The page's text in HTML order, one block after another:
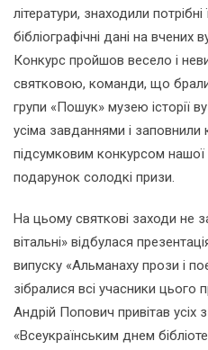
літератури, знаходили
бібліографічні дані на вчених
Конкурс пройшов весело і
святковою, команди, що
групи «Пошук» музею історії
усіма завданнями і
підсумковим конкурсом нашої
подарунок солодкі призи.
На цьому святкові заходи не
вітальні» відбулася
випуску «Альманаху прози і
зібралися всі учасники цього
Андрій Попович привітав
«Всеукраїнським днем